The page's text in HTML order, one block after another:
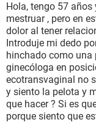
SEXUALIDAD
GLOSARIO
Hola, tengo 57 años
mestruar , pero en
dolor al tener
Introduje mi dedo
hinchado como una
ginecóloga en
ecotransvaginal no
y siento la pelota y
que hacer ? Si es
porque siento que